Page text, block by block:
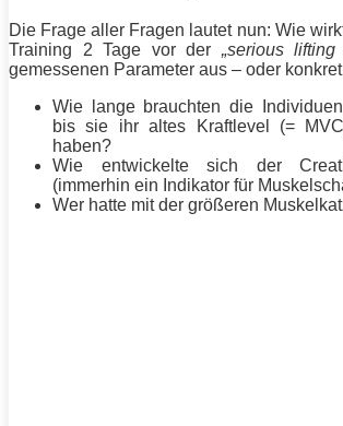
Die Frage aller Fragen lautet nun: Wie
Training 2 Tage vor der „serious lifting
gemessenen Parameter aus – oder
Wie lange brauchten die
bis sie ihr altes Kraftlevel (=
haben?
Wie entwickelte sich der
(immerhin ein Indikator für
Wer hatte mit der größeren